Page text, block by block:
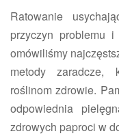
Ratowanie
przyczyn problemu i
omówiliśmy
metody zaradcze,
roślinom zdrowie.
odpowiednia
zdrowych paproci w